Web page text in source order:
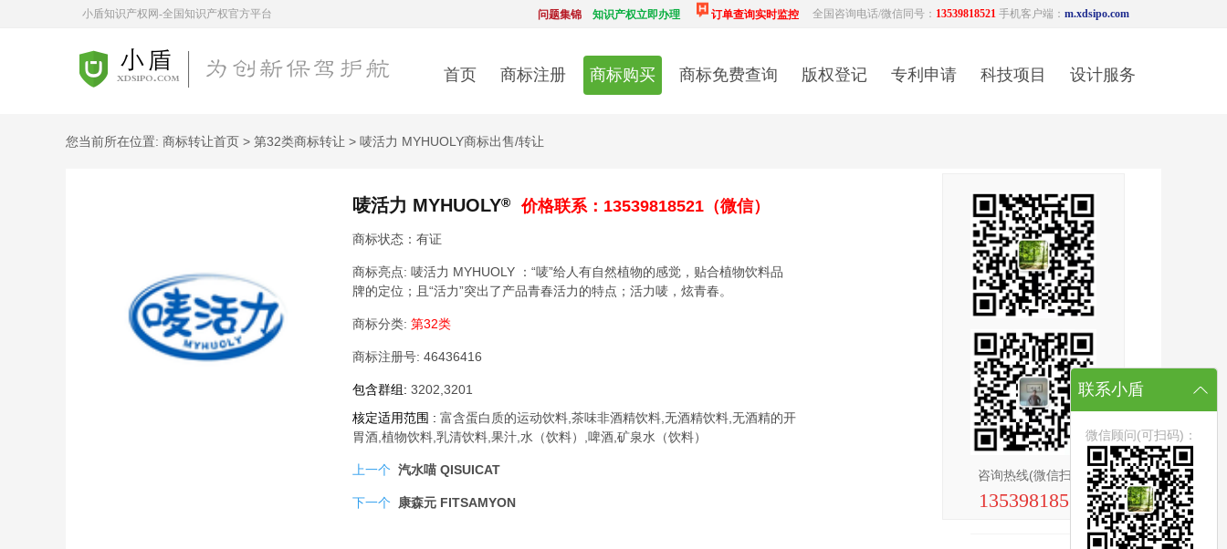
小盾知识产权网-全国知识产权官方平台 问题集锦 知识产权立即办理 订单查询实时监控 全国咨询电话/微信同号： 13539818521 手机客户端： m.xdsipo.com
设计服务
科技项目
专利申请
版权登记
商标免费查询
商标购买
商标注册
首页
联系小盾
微信顾问(可扫码)：
您当前所在位置: 商标转让首页 > 第32类商标转让 > 唛活力 MYHUOLY商标出售/转让
唛活力 MYHUOLY® 价格联系：13539818521（微信）
商标状态：有证
商标亮点: 唛活力 MYHUOLY ：“唛”给人有自然植物的感觉，贴合植物饮料品
牌的定位；且“活力”突出了产品青春活力的特点；活力唛，炫青春。
商标分类: 第32类
商标注册号: 46436416
包含群组: 3202,3201
核定适用范围 : 富含蛋白质的运动饮料,茶味非酒精饮料,无酒精饮料,无酒精的开
胃酒,植物饮料,乳清饮料,果汁,水（饮料）,啤酒,矿泉水（饮料）
上一个 汽水喵 QISUICAT
下一个 康森元 FITSAMYON
咨询热线(微信扫扫)
13539818521